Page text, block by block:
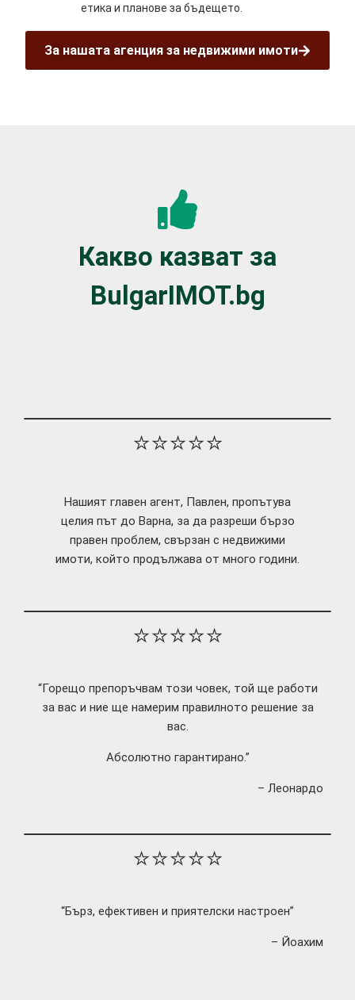
етика и планове за бъдещето.
За нашата агенция за недвижими имоти
Какво казват за
BulgarIMOT.bg
⭐⭐⭐⭐⭐
Нашият главен агент, Павлен, пропътува
целия път до Варна, за да разреши бързо
правен проблем, свързан с недвижими
имоти, който продължава от много години.
⭐⭐⭐⭐⭐
“Горещо препоръчвам този човек, той ще работи
за вас и ние ще намерим правилното решение за
вас.
Абсолютно гарантирано.”
– Леонардо
⭐⭐⭐⭐⭐
“Бърз, ефективен и приятелски настроен”
– Йоахим